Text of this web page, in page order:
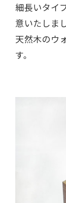
細長いタイ
意いたしま
天然木のウ
す。